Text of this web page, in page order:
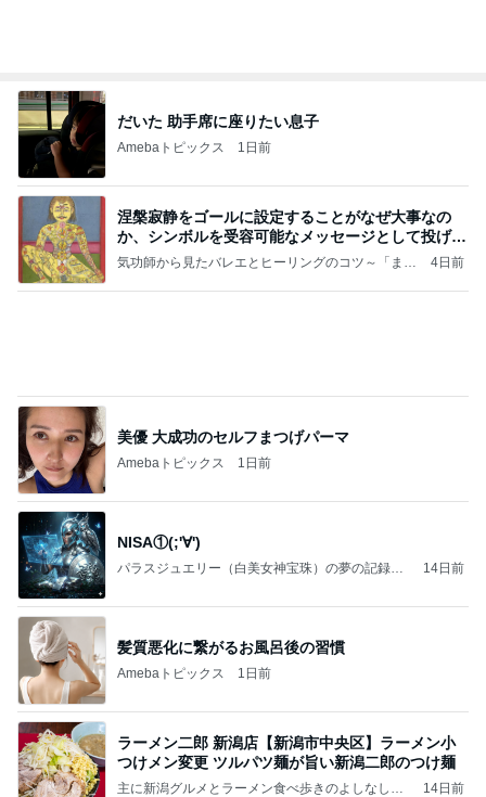
だいた 助手席に座りたい息子
Amebaトピックス 1日前
涅槃寂静をゴールに設定することがなぜ大事なの
か、シンボルを受容可能なメッセージとして投げる
ことが
気功師から見たバレエとヒーリングのコツ～「まと
4日前
美優 大成功のセルフまつげパーマ
Amebaトピックス 1日前
NISA①(;'∀')
パラスジュエリー（白美女神宝珠）の夢の記録
14日前
髪質悪化に繋がるお風呂後の習慣
Amebaトピックス 1日前
ラーメン二郎 新潟店【新潟市中央区】ラーメン小
つけメン変更 ツルパツ麺が旨い新潟二郎のつけ麺
主に新潟グルメとラーメン食べ歩きのよしなしご
14日前